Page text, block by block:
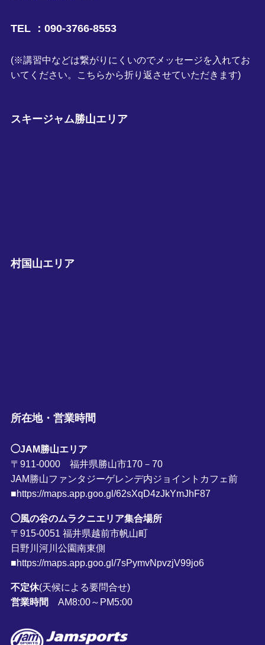
TEL ：090-3766-8553
(※講習中などは繋がりにくいのでメッセージを入れてお
いてください。こちらから折り返させていただきます)
スキージャム勝山エリア
村国山エリア
所在地・営業時間
◯JAM勝山エリア
〒911-0000 福井県勝山市170－70
JAM勝山ファンタジーゲレンデ内ジョイントカフェ前
■https://maps.app.goo.gl/62sXqD4zJkYmJhF87
◯風の谷のムラクニエリア集合場所
〒915-0051 福井県越前市帆山町
日野川河川公園南東側
■https://maps.app.goo.gl/7sPymvNpvzjV99jo6
不定休(天候による要問合せ)
営業時間
AM8:00～PM5:00